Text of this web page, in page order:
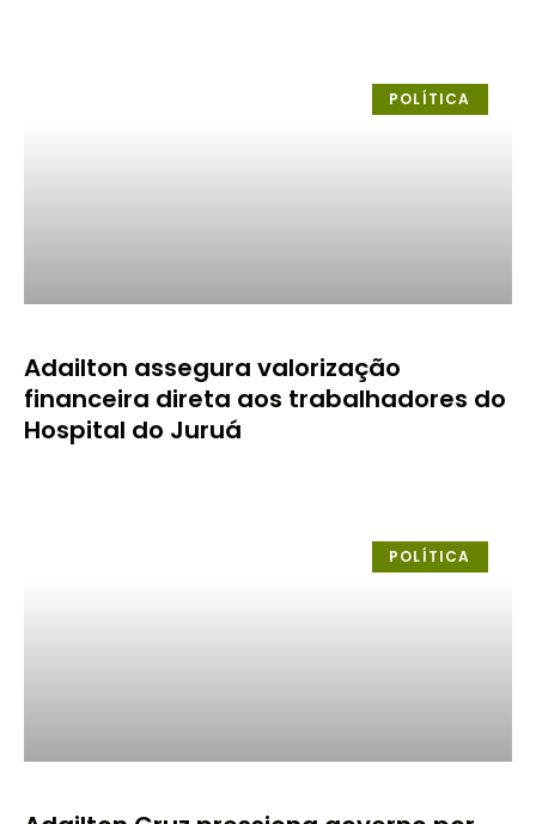
POLÍTICA
Adailton assegura valorização
financeira direta aos trabalhadores do
Hospital do Juruá
POLÍTICA